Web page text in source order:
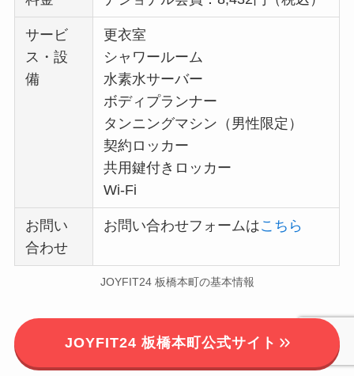
サービ
ス・設
備
更衣室
シャワールーム
水素水サーバー
ボディプランナー
タンニングマシン（男性限定）
契約ロッカー
共用鍵付きロッカー
Wi-Fi
お問い
合わせ
お問い合わせフォームはこちら
JOYFIT24 板橋本町の基本情報
JOYFIT24 板橋本町公式サイト